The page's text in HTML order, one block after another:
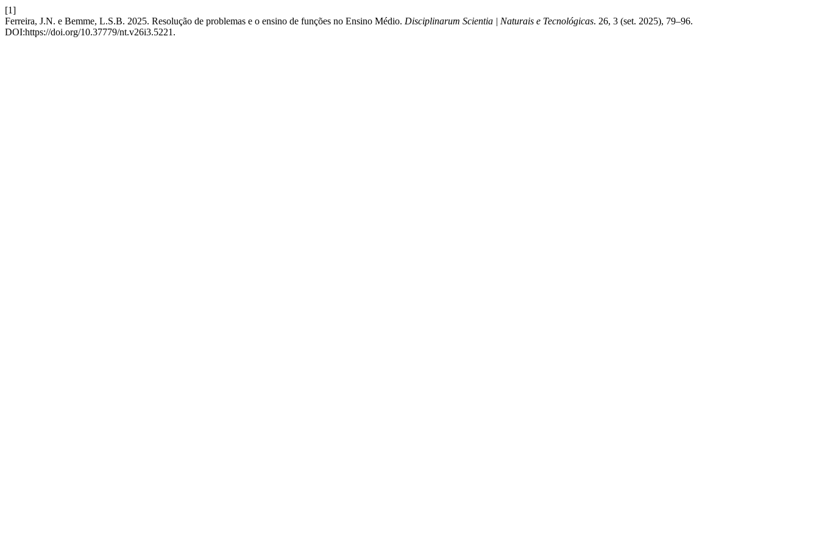
[1]
Ferreira, J.N. e Bemme, L.S.B. 2025. Resolução de problemas e o ensino de funções no Ensino Médio. Disciplinarum Scientia | Naturais e Tecnológicas. 26, 3 (set. 2025), 79–96.
DOI:https://doi.org/10.37779/nt.v26i3.5221.